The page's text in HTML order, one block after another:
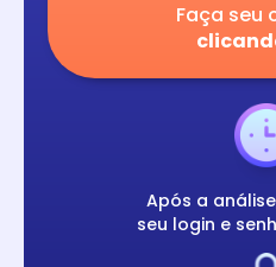
Faça seu
Após a
seu login e